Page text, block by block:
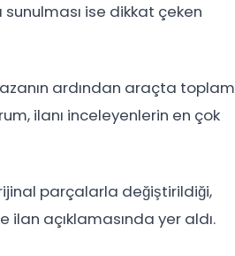
ise dikkat çeken
ardından araçta toplam
ilanı inceleyenlerin en çok
parçalarla değiştirildiği,
açıklamasında yer aldı.